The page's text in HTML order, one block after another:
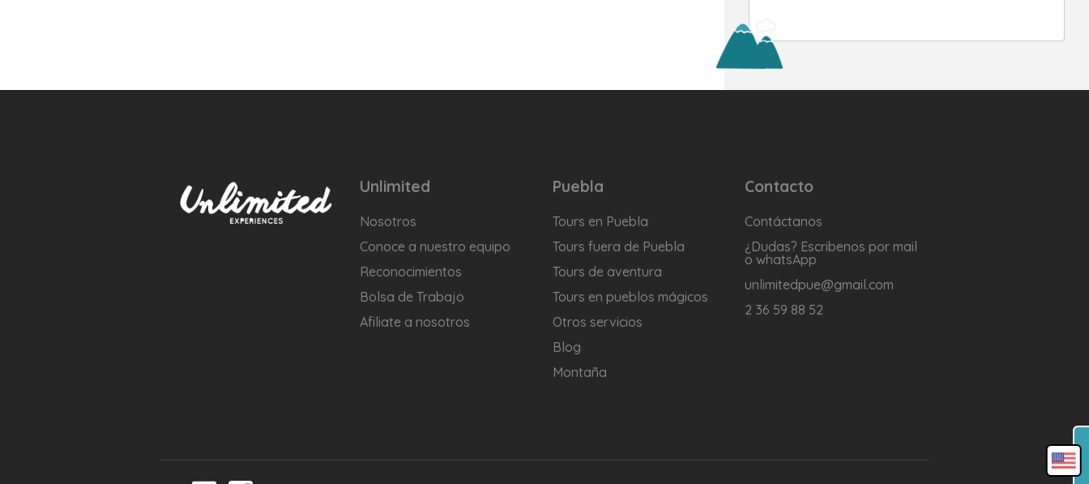
Unlimited
Nosotros
Conoce a nuestro equipo
Reconocimientos
Bolsa de Trabajo
Afiliate a nosotros
Puebla
Tours en Puebla
Tours fuera de Puebla
Tours de aventura
Tours en pueblos mágicos
Otros servicios
Blog
Montaña
Contacto
Contáctanos
¿Dudas? Escribenos por mail
o whatsApp
unlimitedpue@gmail.com
2 36 59 88 52